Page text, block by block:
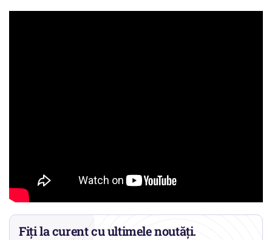
Fiți la curent cu ultimele noutăți.